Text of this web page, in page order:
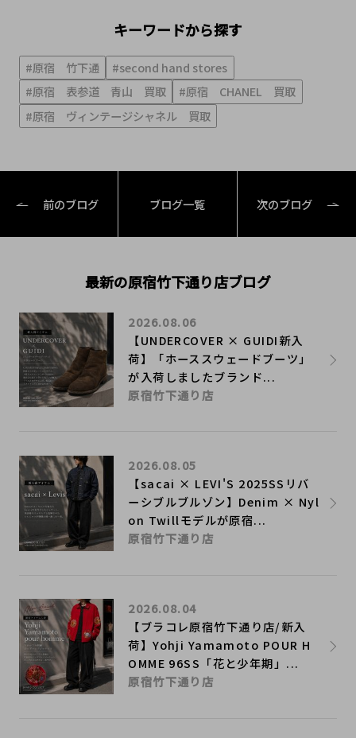
キーワードから探す
#原宿 竹下通
#second hand stores
#原宿 表参道 青山 買取
#原宿 CHANEL 買取
#原宿 ヴィンテージシャネル 買取
前のブログ ブログ一覧 次のブログ
最新の原宿竹下通り店ブログ
【UNDERCOVER × GUIDI新入
荷】「ホーススウェードブーツ」
が入荷しましたブランド...
2026.08.06
原宿竹下通り店
【sacai × LEVI'S 2025SSリバ
ーシブルブルゾン】Denim × Nyl
on Twillモデルが原宿...
2026.08.05
原宿竹下通り店
【ブラコレ原宿竹下通り店/新入
荷】Yohji Yamamoto POUR H
OMME 96SS「花と少年期」...
2026.08.04
原宿竹下通り店